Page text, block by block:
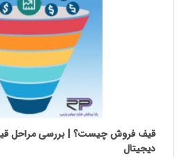
قیف فروش چیست؟ | بررسی مراحل
دیجیتال